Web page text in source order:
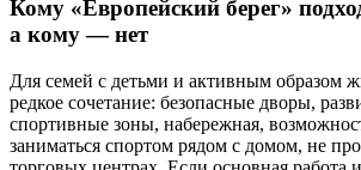
Кому «Европейский берег»
а кому — нет
Для семей с детьми и активным образом
редкое сочетание: безопасные дворы,
спортивные зоны, набережная,
заниматься спортом рядом с домом, не